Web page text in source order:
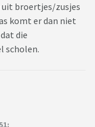
broertjes/zusjes
komt er dan niet
die
scholen.